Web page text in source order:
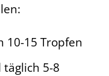
10-15 Tropfen
täglich 5-8